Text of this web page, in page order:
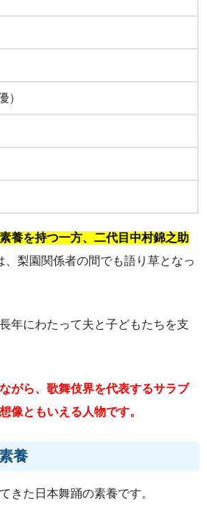
）
養を持つ一方、二代目中村錦之助
、梨園関係者の間でも語り草となっ
年にわたって夫と子どもたちを支
がら、歌舞伎界を代表するサラブ
像ともいえる人物です。
養
きた日本舞踊の素養です。